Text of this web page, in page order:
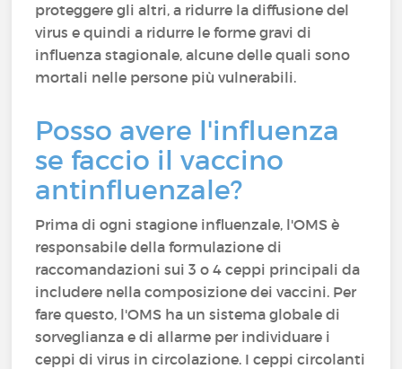
proteggere gli altri, a ridurre la diffusione del
virus e quindi a ridurre le forme gravi di
influenza stagionale, alcune delle quali sono
mortali nelle persone più vulnerabili.
Posso avere l'influenza
se faccio il vaccino
antinfluenzale?
Prima di ogni stagione influenzale, l'OMS è
responsabile della formulazione di
raccomandazioni sui 3 o 4 ceppi principali da
includere nella composizione dei vaccini. Per
fare questo, l'OMS ha un sistema globale di
sorveglianza e di allarme per individuare i
ceppi di virus in circolazione. I ceppi circolanti